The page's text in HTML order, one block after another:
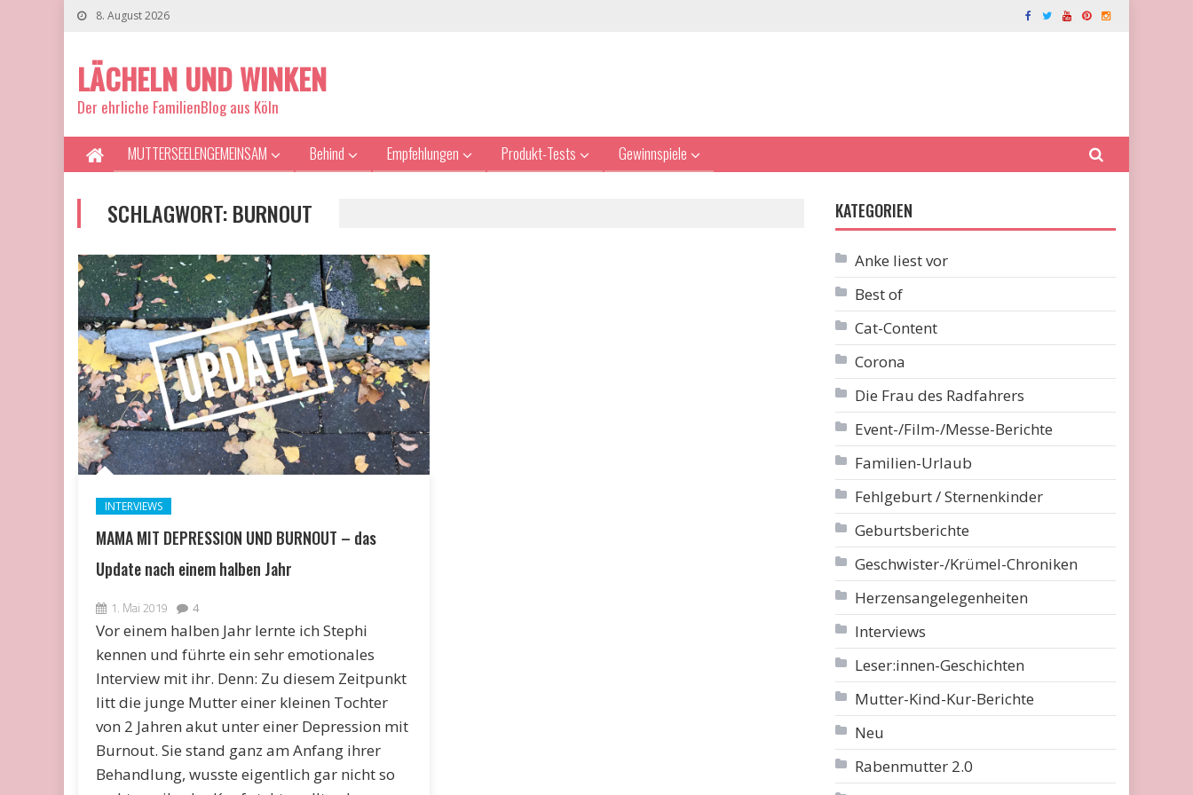
8. August 2026
LÄCHELN UND WINKEN
Der ehrliche FamilienBlog aus Köln
MUTTERSEELENGEMEINSAM Behind Empfehlungen Produkt-Tests Gewinnspiele
SCHLAGWORT:BURNOUT
INTERVIEWS
MAMA MIT DEPRESSION UND BURNOUT – das
Update nach einem halben Jahr
1. Mai 2019 4
Vor einem halben Jahr lernte ich Stephi
kennen und führte ein sehr emotionales
Interview mit ihr. Denn: Zu diesem Zeitpunkt
litt die junge Mutter einer kleinen Tochter
von 2 Jahren akut unter einer Depression mit
Burnout. Sie stand ganz am Anfang ihrer
Behandlung, wusste eigentlich gar nicht so
KATEGORIEN
Anke liest vor
Best of
Cat-Content
Corona
Die Frau des Radfahrers
Event-/Film-/Messe-Berichte
Familien-Urlaub
Fehlgeburt / Sternenkinder
Geburtsberichte
Geschwister-/Krümel-Chroniken
Herzensangelegenheiten
Interviews
Leser:innen-Geschichten
Mutter-Kind-Kur-Berichte
Neu
Rabenmutter 2.0